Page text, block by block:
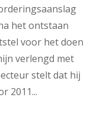
het ontstaan
voor het doen
verlengd met
stelt dat hij
2011...